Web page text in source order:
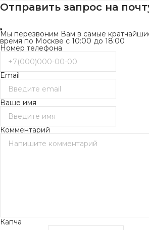
Отправить запрос на
Мы перезвоним Вам в самые
время по Москве с 10:00 до 18:00
Номер телефона
Email
Ваше имя
Комментарий
Капча